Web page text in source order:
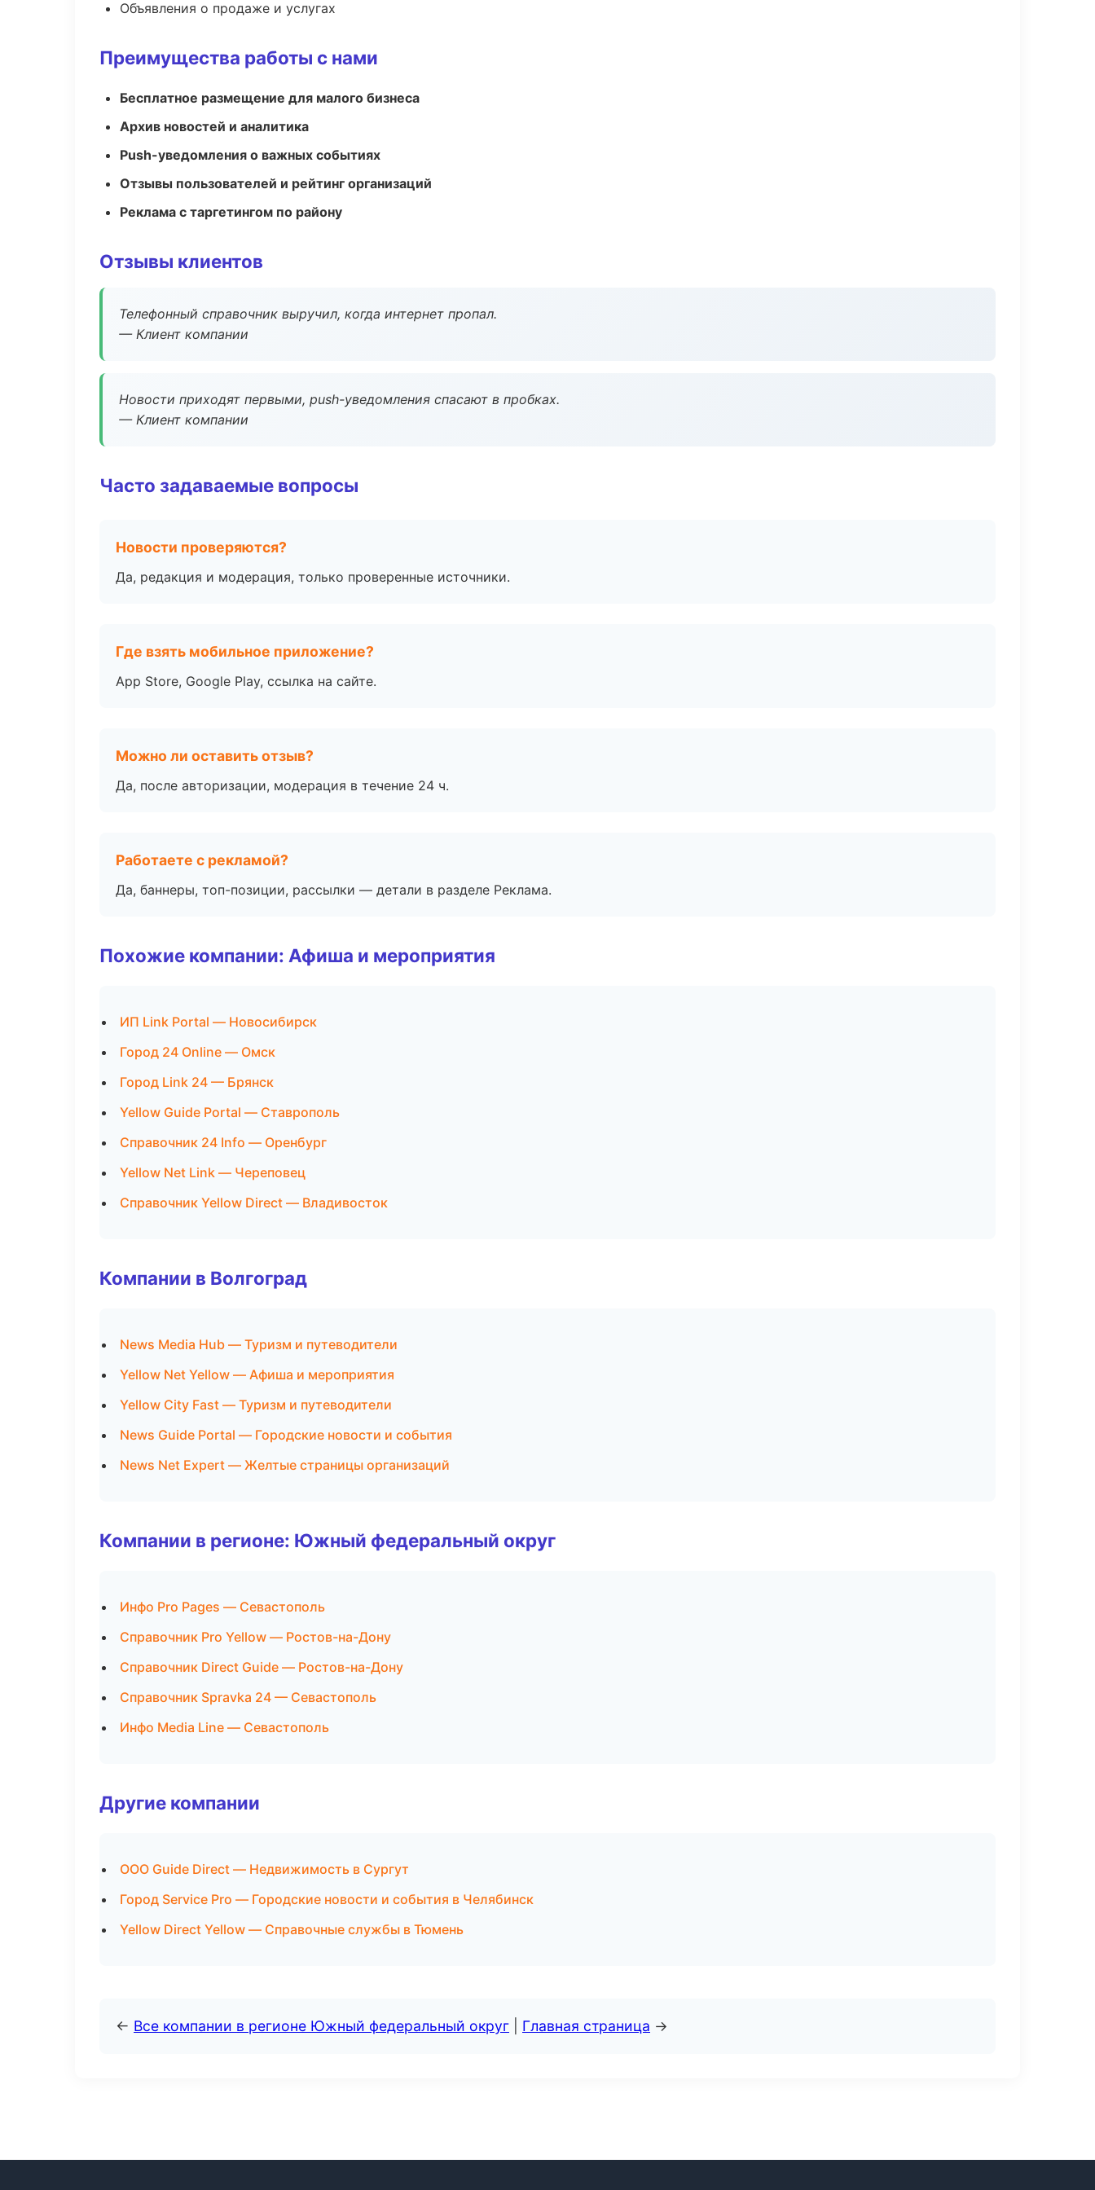
Объявления о продаже и услугах
Преимущества работы с нами
Бесплатное размещение для малого бизнеса
Архив новостей и аналитика
Push-уведомления о важных событиях
Отзывы пользователей и рейтинг организаций
Реклама с таргетингом по району
Отзывы клиентов
Телефонный справочник выручил, когда интернет пропал.
— Клиент компании
Новости приходят первыми, push-уведомления спасают в пробках.
— Клиент компании
Часто задаваемые вопросы
Новости проверяются?
Да, редакция и модерация, только проверенные источники.
Где взять мобильное приложение?
App Store, Google Play, ссылка на сайте.
Можно ли оставить отзыв?
Да, после авторизации, модерация в течение 24 ч.
Работаете с рекламой?
Да, баннеры, топ-позиции, рассылки — детали в разделе Реклама.
Похожие компании: Афиша и мероприятия
ИП Link Portal — Новосибирск
Город 24 Online — Омск
Город Link 24 — Брянск
Yellow Guide Portal — Ставрополь
Справочник 24 Info — Оренбург
Yellow Net Link — Череповец
Справочник Yellow Direct — Владивосток
Компании в Волгоград
News Media Hub — Туризм и путеводители
Yellow Net Yellow — Афиша и мероприятия
Yellow City Fast — Туризм и путеводители
News Guide Portal — Городские новости и события
News Net Expert — Желтые страницы организаций
Компании в регионе: Южный федеральный округ
Инфо Pro Pages — Севастополь
Справочник Pro Yellow — Ростов-на-Дону
Справочник Direct Guide — Ростов-на-Дону
Справочник Spravka 24 — Севастополь
Инфо Media Line — Севастополь
Другие компании
ООО Guide Direct — Недвижимость в Сургут
Город Service Pro — Городские новости и события в Челябинск
Yellow Direct Yellow — Справочные службы в Тюмень
← Все компании в регионе Южный федеральный округ Главная страница →